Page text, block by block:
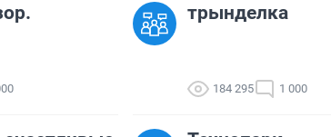
трынделка
184 295 1 000